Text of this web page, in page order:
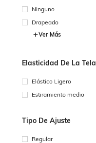
Ninguno
Drapeado
Ver Más
Elasticidad De La Tela
Elástico Ligero
Estiramiento medio
Tipo De Ajuste
Regular